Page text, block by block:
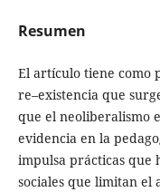
Resumen
El artículo tiene como
re–existencia que
que el neoliberalismo
evidencia en la
impulsa prácticas que
sociales que limitan el